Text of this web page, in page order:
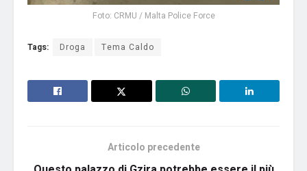
Foto: CRMU / Malta Police Force
Tags: Droga Tema Caldo
Articolo precedente